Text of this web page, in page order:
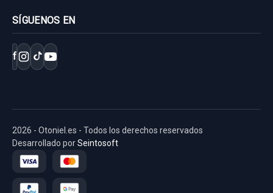
Sin IVA, gastos de envío no incluidos.
SÍGUENOS EN
f
2026 - Otoniel.es - Todos los derechos reservados
Desarrollado porSeintosoft